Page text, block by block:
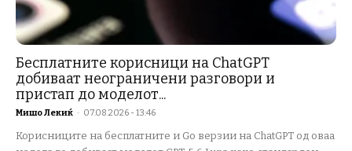
Бесплатните корисници на ChatGPT
добиваат неограничени разговори и
пристап до моделот...
Мишо Лекиќ - 07.08.2026 - 13:46
Корисниците на бесплатните и Go верзии на ChatGPT од оваа